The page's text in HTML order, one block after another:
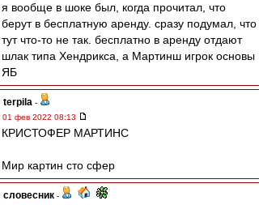
я вообще в шоке был, когда прочитал, что
берут в бесплатную аренду. сразу подумал, что
тут что-то не так. бесплатно в аренду отдают
шлак типа Хендрикса, а Мартинш игрок основы
ЯБ
terpila -
01 фев 2022 08:13
КРИСТОФЕР МАРТИНС
Мир картин сто сфер
словесник -